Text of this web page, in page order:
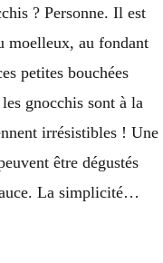
? Personne. Il est
moelleux, au fondant
petites bouchées
gnocchis sont à la
irrésistibles ! Une
être dégustés
La simplicité…